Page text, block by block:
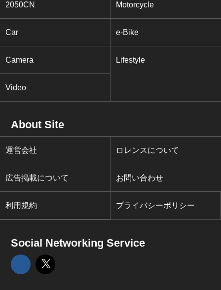
2050CN Motorcycle
Car e-Bike
Camera Lifestyle
Video
About Site
運営会社 ロレンスについて
広告掲載について お問い合わせ
利用規約 プライバシーポリシー
Social Networking Service